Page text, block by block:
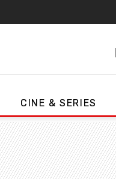
CINE & SERIES